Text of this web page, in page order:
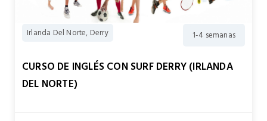
Irlanda Del Norte, Derry 1-4 semanas
CURSO DE INGLÉS CON SURF DERRY (IRLANDA
DEL NORTE)